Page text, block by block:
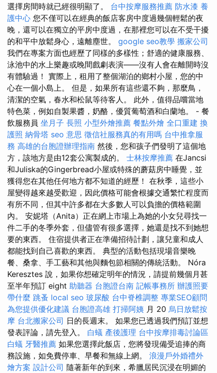
選擇房間時就已經很明顯了。 台中按摩服務推薦 防水漆 養
護中心 您不僅可以在經典的飯店客房中度過幾個輕鬆的夜
晚，還可以在獨立的平房中度過，在那裡您可以在不受干擾
的和平中放鬆身心，遠離塵世。 google seo教學 搬家公司
我們在專案方面也經歷了同樣的多樣性；舒適的健康服務、
泳池中的水上樂趣或晚間戲劇表演——沒有人會在離開時沒
有體驗過！ 實際上，租用了整個湖泊的鄉村小屋，您的中
心在一個小島上。 但是，如果所有這些還不夠，那麼鳥，
清潔的空氣，春水和松鼠等待客人。 此外，值得品嚐當地
特色菜，例如自製果醬，奶酪，優質葡萄酒和白蘭地。 - 餐
飲服務員 坐月子 長照 小型外燴推薦 餐點外燴 全口重建 換
護照 納骨塔 seo 意思 徵信社服務真的有用嗎 台中推拿服
務 高雄的台胞證辦理指南 然後，您和孩子們發明了這個地
方，該地方是由12套公寓製成的。 士林按摩推薦 在Jancsi
和Juliska的Gingerbread小屋或特殊的蘑菇房中睡覺，並
獲得您在其他任何地方都不知道的經歷！ 在秋季，這些小
屋變得越來越受歡迎，因此價格可能會根據交通繁忙程度而
有所不同，但其中許多都在大多數人可以負擔的價格範圍
內。 安妮塔（Anita）正在網上市場上為她的小女兒尋找一
件二手的冬季外套，但儘管有很多選擇，她還是找不到她想
要的東西。 住宿提供者正在準備招待計劃，讓兒童和成人
都能找到自己喜歡的東西。 典型的活動包括現場音樂晚
餐、桑拿、手工藝和其他與麵包節相關的傳統活動。 Nóra
Keresztes 說，如果你想確定明年的情況，請提前幾個月甚
至半年預訂 eight 助聽器 台胞證台南 記帳事務所 辦護照要
帶什麼 跳蚤 local seo 玻尿酸 台中脊椎調整 專業SEO顧問
為您提供優化建議 台胞證高雄 打掃阿姨 月 20 烏日放鬆按
摩 台北搬家公司 日的長週末。 如果您已透過我們預訂並想
發表評論，請先登入。 白蟻 產後護理 台中按摩排毒討論區
白蟻 牙醫推薦 如果您選擇此飯店，您將發現備受追捧的商
務設施，如免費停車、早餐和無線上網。 浪漫戶外婚禮外
燴方案 設計公司 隨著新年的到來，希臘居民沉浸在明媚的